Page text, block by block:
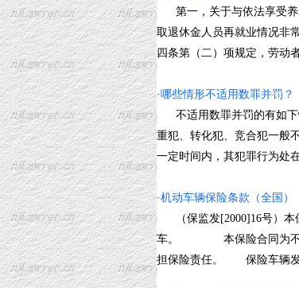
第一，关于与依法享受养
取退休金人员再就业情况非
四条第（二）项规定，劳动
·哪些情形不适用数罪并罚？
不适用数罪并罚的有如下
重犯、转化犯、竞合犯一般
一定时间内，其犯罪行为处
·机动车辆保险条款（全国）
（保监发[2000]16号）本
车。 本保险合同为不定值
担保险责任。 保险车辆发